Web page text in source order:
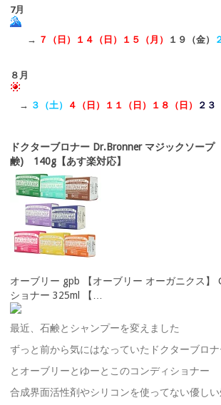
7月
→ ７（日）１４（日）１５（月） １９（金）
８月
→ ３（土） ４（日）１１（日） １８（日） ２３
ドクターブロナー Dr.Bronner マジックソー
鹸) 140g【あす楽対応】
オーブリー gpb 【オーブリー オーガニクス】
ショナー 325ml 【…
最近、石鹸とシャンプーを変えました
ずっと前から気にはなっていたドクターブロ
とオーブリーとゆーとこのコンディショナー
合成界面活性剤やシリコンを使ってない優しい